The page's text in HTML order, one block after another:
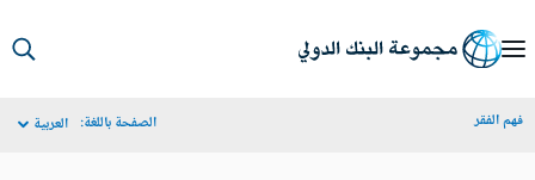
الفقر الصفحة باللغة: العربية